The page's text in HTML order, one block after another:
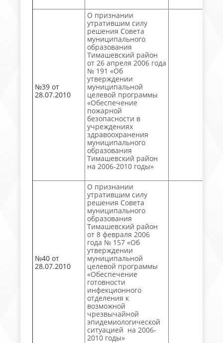
№39 от
28.07.2010
О признании
утратившим силу
решения Совета
муниципального
образования
Тимашевский район
от 26 апреля 2006 года
№ 191 «Об
утверждении
муниципальной
целевой программы
«Обеспечение
пожарной
безопасности в
учреждениях
здравоохранения
муниципального
образования
Тимашевский район
на 2006-2010 годы»
№40 от
28.07.2010
О признании
утратившим силу
решения Совета
муниципального
образования
Тимашевский район
от 8 февраля 2006
года № 157 «Об
утверждении
муниципальной
целевой программы
«Обеспечение
готовности
инфекционного
отделения к
возможной
чрезвычайной
эпидемиологической
ситуацией на 2006-
2010 годы»